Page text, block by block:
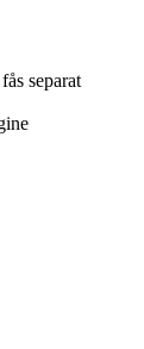
separat